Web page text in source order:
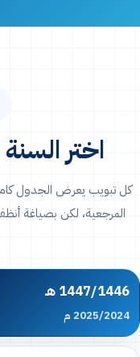
اختر
كل تبويب يعرض الجدول
المرجعية، لكن بصياغة
1447/1446 هـ
2025/2024 م